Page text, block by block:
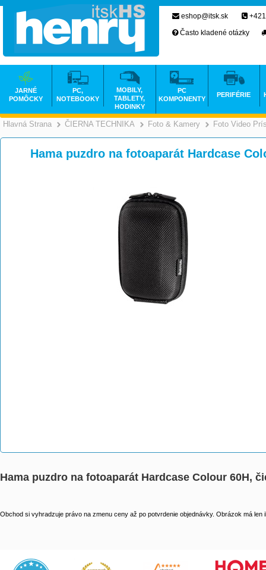
Hlavná Strana >
ČIERNA TECHNIKA >
Foto & Kamery Foto Video
Hama puzdro na fotoaparát Hardcase
Hama puzdro na fotoaparát Hardcase Colour 60H,
Obchod si vyhradzuje právo na zmenu ceny až po potvrdenie objednávky. Obrázok má len
eshop@itsk.sk
Často kladené otázky
JARNÉ
POMÔCKY
PC,
NOTEBOOKY
MOBILY,
TABLETY,
HODINKY
PC
KOMPONENTY
PERIFÉRIE